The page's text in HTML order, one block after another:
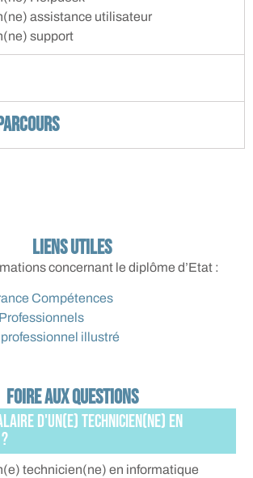
assistance utilisateur
support
liens utiles
concernant le diplôme d’Etat :
Compétences
illustré
Foire aux questions
d'un(e) technicien(ne) en
technicien(ne) en informatique